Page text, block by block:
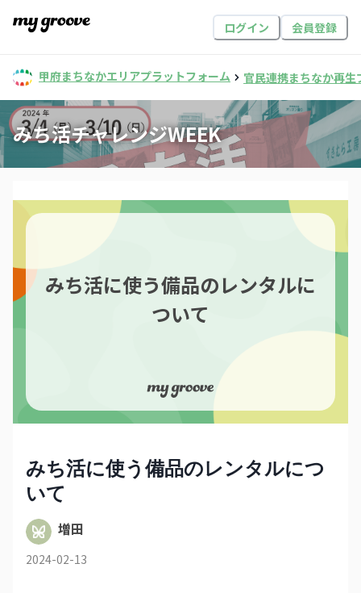
ログイン 会員登録
甲府まちなかエリアプラットフォーム 官民連携まちなか再生
みち活チャレンジWEEK
みち活に使う備品のレンタルに
ついて
みち活に使う備品のレンタルにつ
いて
増田
2024-02-13